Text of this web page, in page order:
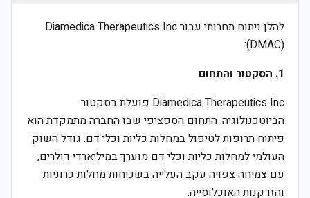
להלן ניתוח תחרותי עבור Diamedica Therapeutics Inc
(DMAC):
1. הסקטור והתחום
Diamedica Therapeutics Inc פועלת בסקטור
הביוטכנולוגיה. התחום הספציפי שבו החברה מתמקדת הוא
פיתוח תרופות לטיפול במחלות כליות וכלי דם. גודל השוק
העולמי למחלות כליות וכלי דם מוערך במיליארדי דולרים,
עם צמיחה צפויה עקב העלייה בשכיחות מחלות כרוניות
והזדקנות האוכלוסייה.